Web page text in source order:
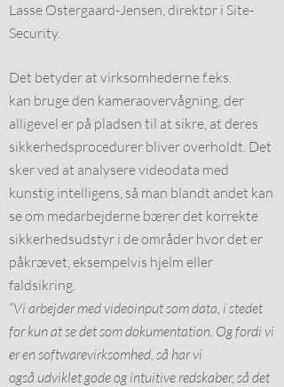
Lasse Østergaard-Jensen, direktør i Site-
Security.
Det betyder at virksomhederne f.eks.
kan bruge den kameraovervågning, der
alligevel er på pladsen til at sikre, at deres
sikkerhedsprocedurer bliver overholdt. Det
sker ved at analysere videodata med
kunstig intelligens, så man blandt andet kan
se om medarbejderne bærer det korrekte
sikkerhedsudstyr i de områder hvor det er
påkrævet, eksempelvis hjelm eller
faldsikring.
“Vi arbejder med videoinput som data, i stedet
for kun at se det som dokumentation. Og fordi vi
er en softwarevirksomhed, så har vi
også udviklet gode og intuitive redskaber, så det